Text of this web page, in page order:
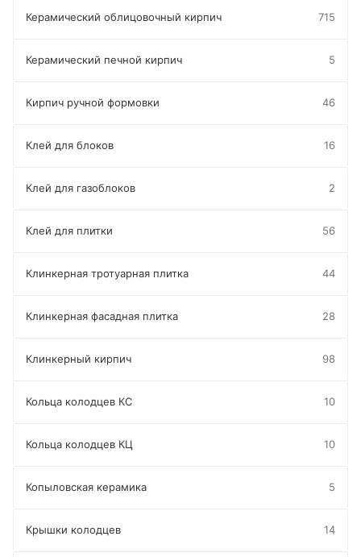
Керамический облицовочный кирпич 715
Керамический печной кирпич 5
Кирпич ручной формовки 46
Клей для блоков 16
Клей для газоблоков 2
Клей для плитки 56
Клинкерная тротуарная плитка 44
Клинкерная фасадная плитка 28
Клинкерный кирпич 98
Кольца колодцев КС 10
Кольца колодцев КЦ 10
Копыловская керамика 5
Крышки колодцев 14